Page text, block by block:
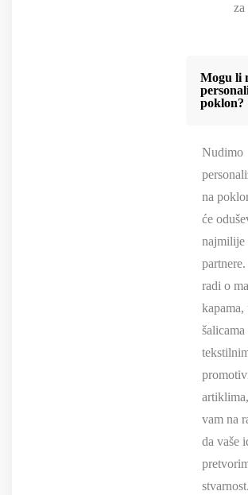
za
Mogu li
poklon?
Nudimo
na
će
najmilije
radi o
kapama,
vam na
da vaše
stvarnost.